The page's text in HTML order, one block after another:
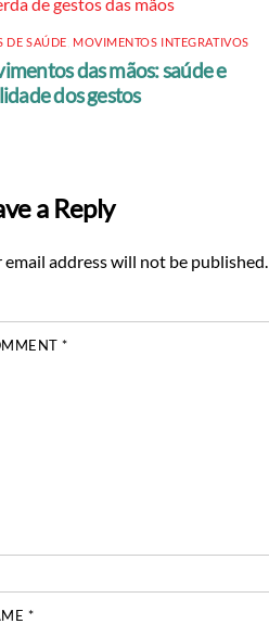
DE SAÚDE MOVIMENTOS INTEGRATIVOS
das mãos: saúde e
dos gestos
a Reply
email address will not be published.
*
*